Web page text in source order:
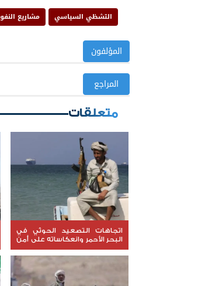
التشظي السياسي مشاريع
المؤلفون
المراجع
متعلقات
اتجاهات التصعيد الحوثي في
البحر الأحمر وانعكاساته على أمن
الملاحة في الإقليم